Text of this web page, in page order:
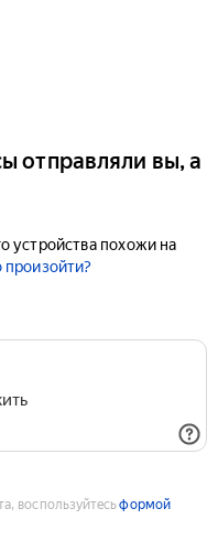
отправляли вы, а
устройства похожи на
произойти?
воспользуйтесьформой